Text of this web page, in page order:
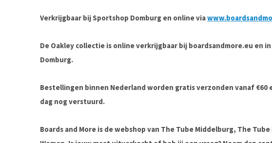
Verkrijgbaar bij Sportshop Domburg en online via
De Oakley collectie is online verkrijgbaar bij boardsandmore.eu en
Domburg.
Bestellingen binnen Nederland worden gratis verzonden vanaf €60
dag nog verstuurd.
Boards and More is de webshop van The Tube Middelburg, The